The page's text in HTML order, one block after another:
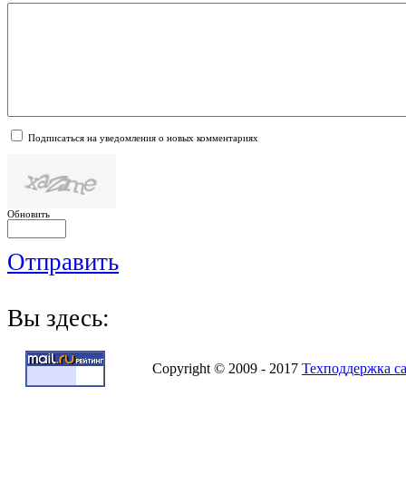
Подписаться на уведомления о новых комментариях
Обновить
Отправить
Вы здесь:
Copyright © 2009 - 2017 Техподдержка